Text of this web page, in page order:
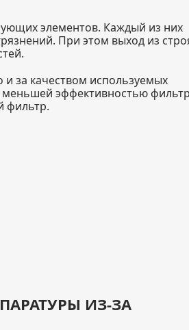
элементов. Каждый из них
При этом выход из
за качеством используемых
эффективностью
фильтр.
ИЗ-ЗА